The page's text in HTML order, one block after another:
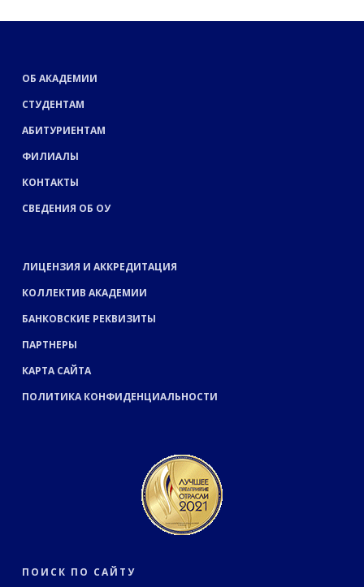
ОБ АКАДЕМИИ
СТУДЕНТАМ
АБИТУРИЕНТАМ
ФИЛИАЛЫ
КОНТАКТЫ
СВЕДЕНИЯ ОБ ОУ
ЛИЦЕНЗИЯ И АККРЕДИТАЦИЯ
КОЛЛЕКТИВ АКАДЕМИИ
БАНКОВСКИЕ РЕКВИЗИТЫ
ПАРТНЕРЫ
КАРТА САЙТА
ПОЛИТИКА КОНФИДЕНЦИАЛЬНОСТИ
ПОИСК ПО САЙТУ